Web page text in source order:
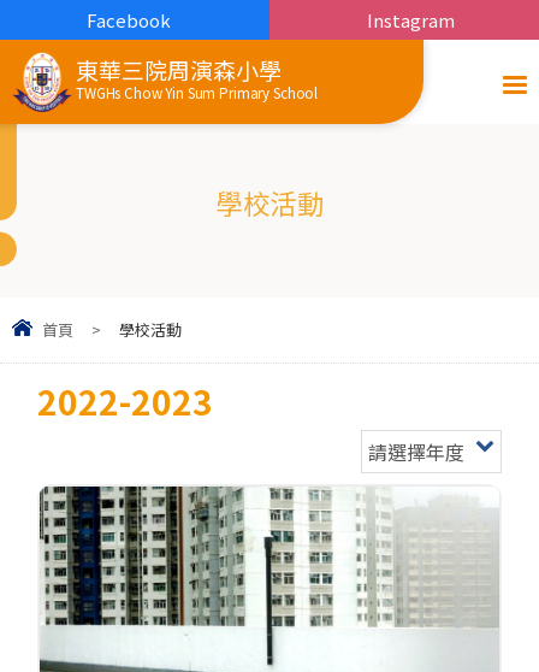
東華三院周演森小學
TWGHs Chow Yin Sum Primary School
Facebook Instagram
學校活動
首頁 > 學校活動
2022-2023
請選擇年度